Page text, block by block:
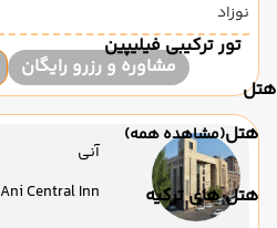
تور ترکیبی فیلیپین
هتل
هتل(مشاهده همه)
هتل های ترکیه
نوزاد
مشاوره و رزرو رایگان
آنی
Ani Central Inn